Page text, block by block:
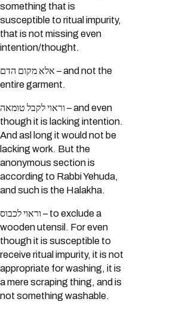
something that is
susceptible to ritual impurity,
that is not missing even
intention/thought.
אלא מקום הדם – and not the
entire garment.
וראוי לקבל טומאה – and even
though it is lacking intention.
And asl long it would not be
lacking work. But the
anonymous section is
according to Rabbi Yehuda,
and such is the Halakha.
וראוי לכבוס – to exclude a
wooden utensil. For even
though it is susceptible to
receive ritual impurity, it is not
appropriate for washing, it is
a mere scraping thing, and is
not something washable.